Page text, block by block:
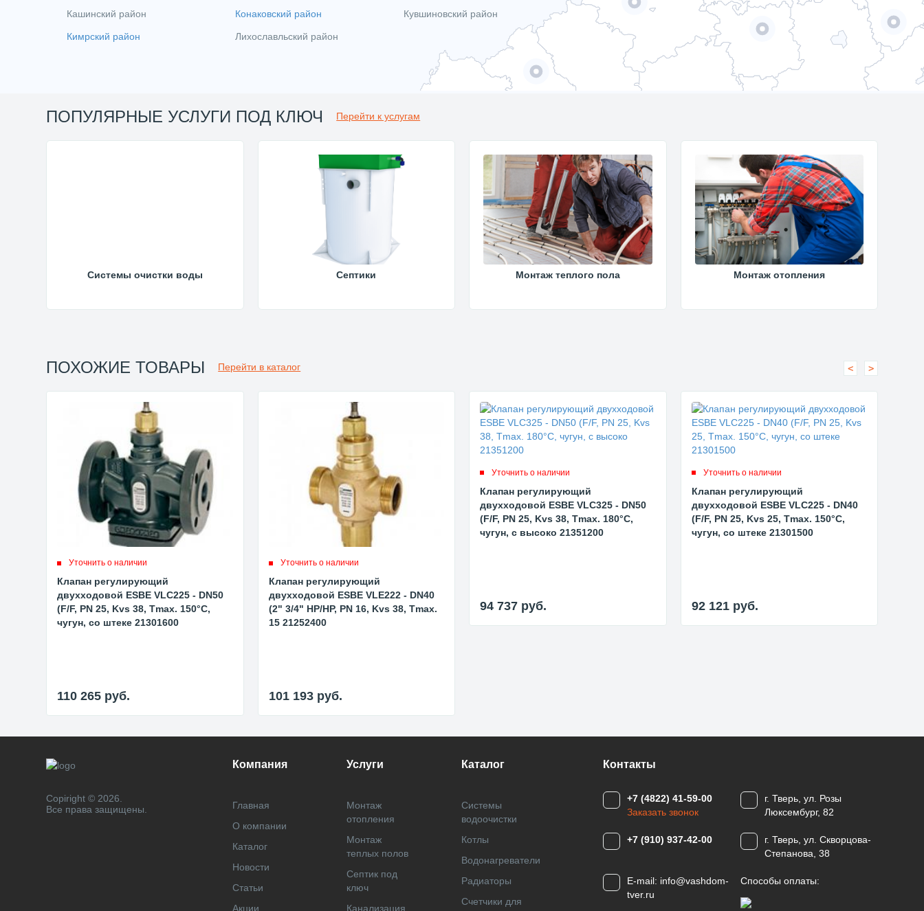
Кашинский район
Кимрский район
Конаковский район
Лихославльский район
Кувшиновский район
ПОПУЛЯРНЫЕ УСЛУГИ ПОД КЛЮЧ Перейти к услугам
Системы очистки воды Септики Монтаж теплого пола Монтаж отопления
ПОХОЖИЕ ТОВАРЫ Перейти в каталог
Уточнить о наличии
Клапан регулирующий
двухходовой ESBE VLC225 - DN50
(F/F, PN 25, Kvs 38, Tmax. 150°C,
чугун, со штеке 21301600
110 265 руб.
Уточнить о наличии
Клапан регулирующий
двухходовой ESBE VLE222 - DN40
(2" 3/4" НР/НР, PN 16, Kvs 38, Tmax.
15 21252400
101 193 руб.
Уточнить о наличии
Клапан регулирующий
двухходовой ESBE VLC325 - DN50
(F/F, PN 25, Kvs 38, Tmax. 180°C,
чугун, с высоко 21351200
94 737 руб.
Уточнить о наличии
Клапан регулирующий
двухходовой ESBE VLC225 - DN40
(F/F, PN 25, Kvs 25, Tmax. 150°C,
чугун, со штеке 21301500
92 121 руб.
< >
Copiright © 2026.
Все права защищены.
Компания
Главная
О компании
Каталог
Новости
Статьи
Акции
Услуги
Монтаж
отопления
Монтаж
теплых полов
Септик под
ключ
Канализация
Каталог
Системы
водоочистки
Котлы
Водонагреватели
Радиаторы
Cчетчики для
Контакты
+7 (4822) 41-59-00
Заказать звонок
г. Тверь, ул. Розы
Люксембург, 82
+7 (910) 937-42-00
г. Тверь, ул. Скворцова-
Степанова, 38
E-mail: info@vashdom-
tver.ru
Способы оплаты: